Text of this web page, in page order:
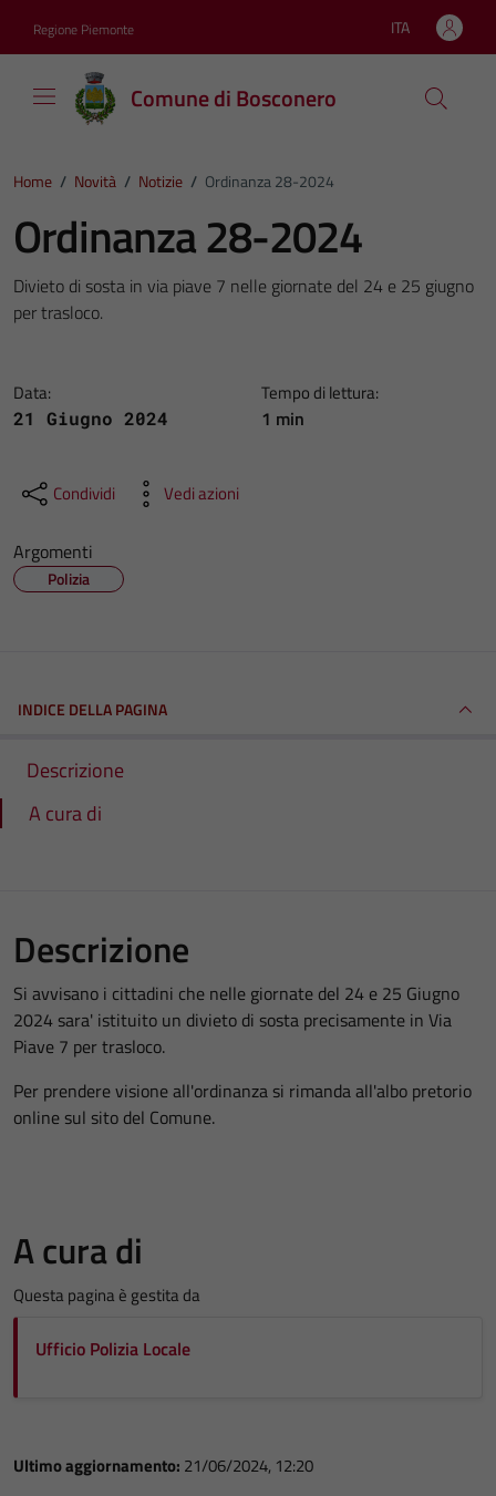
Regione Piemonte Lingua attiva:
ITA
Comune di Bosconero
Home / Novità / Notizie / Ordinanza 28-2024
Ordinanza 28-2024
Divieto di sosta in via piave 7 nelle giornate del 24 e 25 giugno
per trasloco.
Data:
21 Giugno 2024
Tempo di lettura:
1 min
Condividi Vedi azioni
Argomenti
Polizia
INDICE DELLA PAGINA
Descrizione
A cura di
Descrizione
Si avvisano i cittadini che nelle giornate del 24 e 25 Giugno
2024 sara' istituito un divieto di sosta precisamente in Via
Piave 7 per trasloco.
Per prendere visione all'ordinanza si rimanda all'albo pretorio
online sul sito del Comune.
A cura di
Questa pagina è gestita da
Ufficio Polizia Locale
Ultimo aggiornamento: 21/06/2024, 12:20